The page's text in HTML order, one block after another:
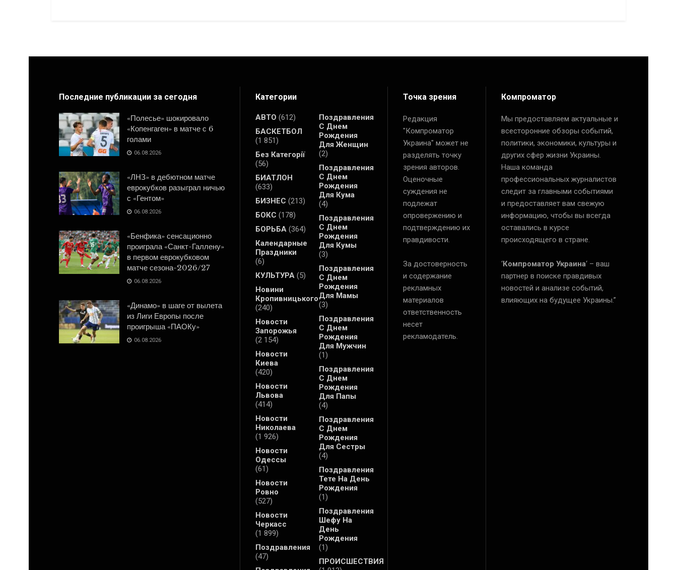
Последние публикации за сегодня
«Полесье» шокировало
«Копенгаген» в матче с 6
голами
06.08.2026
«ЛНЗ» в дебютном матче
еврокубков разыграл ничью
с «Гентом»
06.08.2026
«Бенфика» сенсационно
проиграла «Санкт-Галлену»
в первом еврокубковом
матче сезона-2026/27
06.08.2026
«Динамо» в шаге от вылета
из Лиги Европы после
проигрыша «ПАОКу»
06.08.2026
Категории
АВТО (612)
БАСКЕТБОЛ
(1 851)
Без Категорії
(56)
БИАТЛОН
(633)
БИЗНЕС (213)
БОКС (178)
БОРЬБА (364)
Календарные
Праздники
(6)
КУЛЬТУРА (5)
Новини
Кропивницького
(240)
Новости
Запорожья
(2 154)
Новости
Киева
(420)
Новости
Львова
(414)
Новости
Николаева
(1 926)
Новости
Одессы
(61)
Новости
Ровно
(527)
Новости
Черкасс
(1 899)
Поздравления
(47)
Поздравления
С Днем
Рождения
Для Женщин
(2)
Поздравления
С Днем
Рождения
Для Кума
(4)
Поздравления
С Днем
Рождения
Для Кумы
(3)
Поздравления
С Днем
Рождения
Для Мамы
(3)
Поздравления
С Днем
Рождения
Для Мужчин
(1)
Поздравления
С Днем
Рождения
Для Папы
(4)
Поздравления
С Днем
Рождения
Для Сестры
(4)
Поздравления
Тете На День
Рождения
(1)
Поздравления
Шефу На
День
Рождения
(1)
ПРОИСШЕСТВИЯ
Точка зрения
Редакция
"Компроматор
Украина" может не
разделять точку
зрения авторов.
Оценочные
суждения не
подлежат
опровержению и
подтверждению их
правдивости.
За достоверность
и содержание
рекламных
материалов
ответственность
несет
рекламодатель.
Компроматор
Мы предоставляем актуальные и
всесторонние обзоры событий,
политики, экономики, культуры и
других сфер жизни Украины.
Наша команда
профессиональных журналистов
следит за главными событиями
и предоставляет вам свежую
информацию, чтобы вы всегда
оставались в курсе
происходящего в стране.
‘Компроматор Украина‘ – ваш
партнер в поиске правдивых
новостей и анализе событий,
влияющих на будущее Украины.”